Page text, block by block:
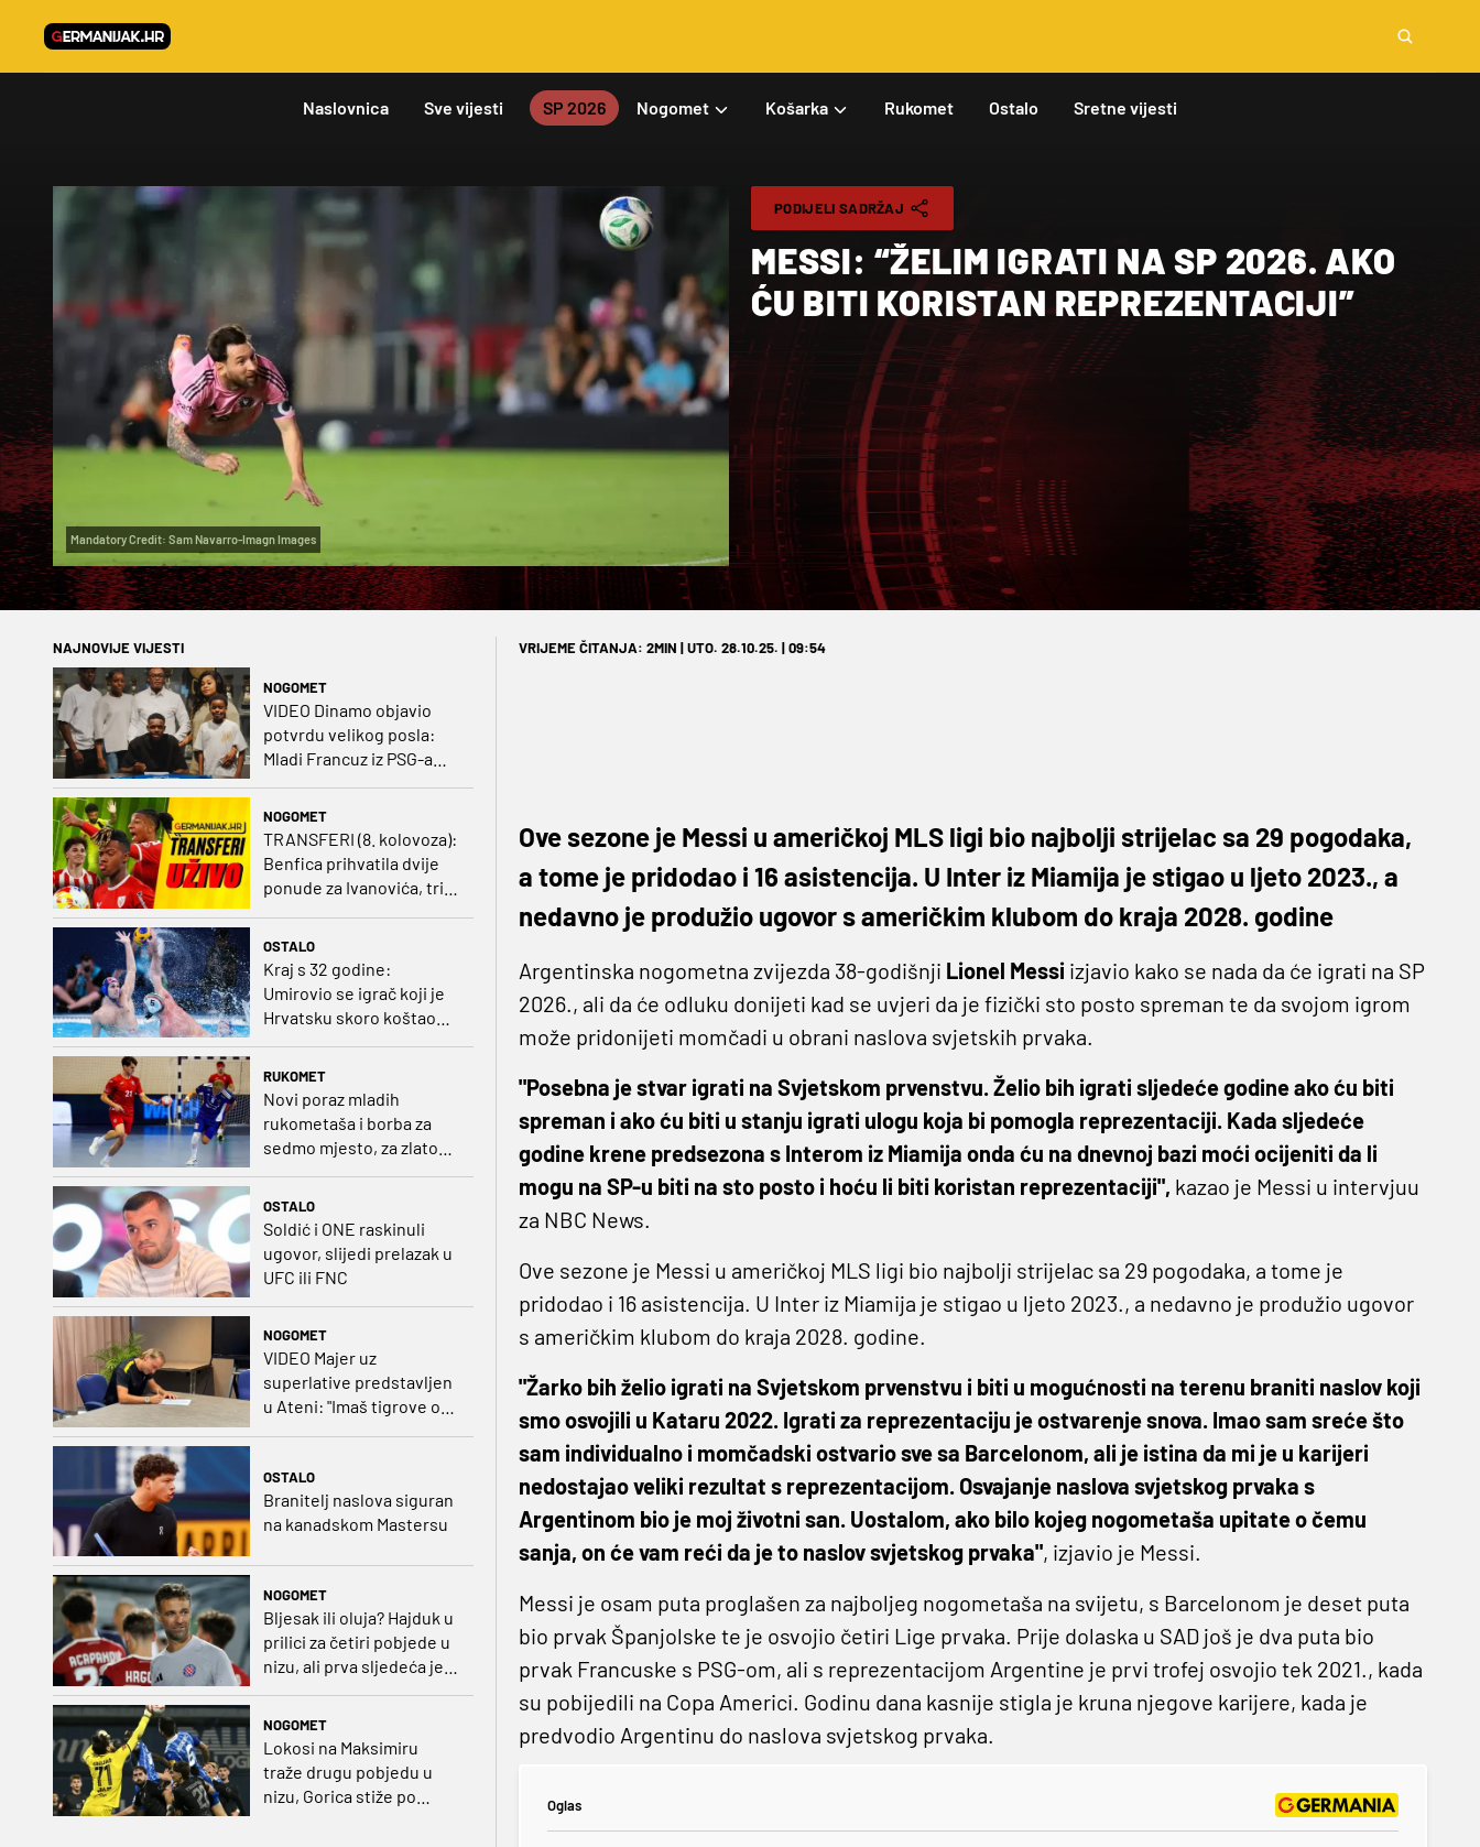
Naslovnica Sve vijesti SP 2026 Nogomet Košarka Rukomet Ostalo Sretne vijesti
Mandatory Credit: Sam Navarro-Imagn Images
PODIJELI SADRŽAJ
MESSI: “ŽELIM IGRATI NA SP 2026. AKO
ĆU BITI KORISTAN REPREZENTACIJI”
NAJNOVIJE VIJESTI
NOGOMET
VIDEO Dinamo objavio
potvrdu velikog posla:
Mladi Francuz iz PSG-a
NOGOMET
TRANSFERI (8. kolovoza):
Benfica prihvatila dvije
ponude za Ivanovića, tri
OSTALO
Kraj s 32 godine:
Umirovio se igrač koji je
Hrvatsku skoro koštao
svjetskog zlata
RUKOMET
Novi poraz mladih
rukometaša i borba za
sedmo mjesto, za zlato
se bore Slovenci i
OSTALO
Soldić i ONE raskinuli
ugovor, slijedi prelazak u
UFC ili FNC
NOGOMET
VIDEO Majer uz
superlative predstavljen
u Ateni: "Imaš tigrove oči,
OSTALO
Branitelj naslova siguran
na kanadskom Mastersu
NOGOMET
Bljesak ili oluja? Hajduk u
prilici za četiri pobjede u
nizu, ali prva sljedeća je
NOGOMET
Lokosi na Maksimiru
traže drugu pobjedu u
nizu, Gorica stiže po
VRIJEME ČITANJA: 2MIN | UTO. 28.10.25. | 09:54
Ove sezone je Messi u američkoj MLS ligi bio najbolji strijelac sa 29 pogodaka,
a tome je pridodao i 16 asistencija. U Inter iz Miamija je stigao u ljeto 2023., a
nedavno je produžio ugovor s američkim klubom do kraja 2028. godine
Argentinska nogometna zvijezda 38-godišnji Lionel Messi izjavio kako se nada da će igrati na SP
2026., ali da će odluku donijeti kad se uvjeri da je fizički sto posto spreman te da svojom igrom
može pridonijeti momčadi u obrani naslova svjetskih prvaka.
"Posebna je stvar igrati na Svjetskom prvenstvu. Želio bih igrati sljedeće godine ako ću biti
spreman i ako ću biti u stanju igrati ulogu koja bi pomogla reprezentaciji. Kada sljedeće
godine krene predsezona s Interom iz Miamija onda ću na dnevnoj bazi moći ocijeniti da li
mogu na SP-u biti na sto posto i hoću li biti koristan reprezentaciji", kazao je Messi u intervjuu
za NBC News.
Ove sezone je Messi u američkoj MLS ligi bio najbolji strijelac sa 29 pogodaka, a tome je
pridodao i 16 asistencija. U Inter iz Miamija je stigao u ljeto 2023., a nedavno je produžio ugovor
s američkim klubom do kraja 2028. godine.
"Žarko bih želio igrati na Svjetskom prvenstvu i biti u mogućnosti na terenu braniti naslov koji
smo osvojili u Kataru 2022. Igrati za reprezentaciju je ostvarenje snova. Imao sam sreće što
sam individualno i momčadski ostvario sve sa Barcelonom, ali je istina da mi je u karijeri
nedostajao veliki rezultat s reprezentacijom. Osvajanje naslova svjetskog prvaka s
Argentinom bio je moj životni san. Uostalom, ako bilo kojeg nogometaša upitate o čemu
sanja, on će vam reći da je to naslov svjetskog prvaka", izjavio je Messi.
Messi je osam puta proglašen za najboljeg nogometaša na svijetu, s Barcelonom je deset puta
bio prvak Španjolske te je osvojio četiri Lige prvaka. Prije dolaska u SAD još je dva puta bio
prvak Francuske s PSG-om, ali s reprezentacijom Argentine je prvi trofej osvojio tek 2021., kada
su pobijedili na Copa Americi. Godinu dana kasnije stigla je kruna njegove karijere, kada je
predvodio Argentinu do naslova svjetskog prvaka.
Oglas